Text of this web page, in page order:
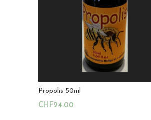
Propolis 50ml
CHF24.00